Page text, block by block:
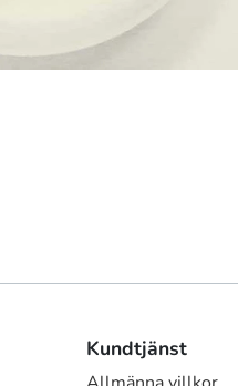
Kundtjänst